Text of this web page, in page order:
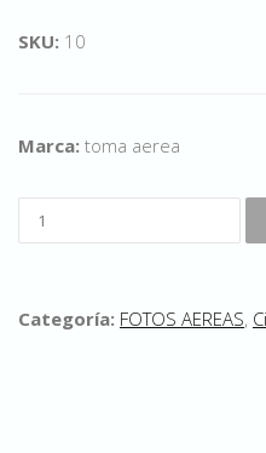
SKU: 10
Marca: toma aerea
Categoría: FOTOS AEREAS,